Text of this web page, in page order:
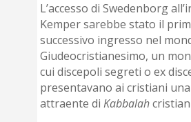
L’accesso di Swedenborg
Kemper sarebbe stato il
successivo ingresso nel
Giudeocristianesimo, un
cui discepoli segreti o ex
presentavano ai cristiani
attraente diKabbalah